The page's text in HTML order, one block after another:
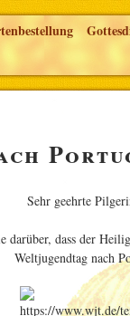
Sehr geehrte
darüber, dass der
Weltjugendtag nach